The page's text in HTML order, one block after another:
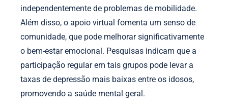
independentemente de problemas de mobilidade.
Além disso, o apoio virtual fomenta um senso de
comunidade, que pode melhorar significativamente
o bem-estar emocional. Pesquisas indicam que a
participação regular em tais grupos pode levar a
taxas de depressão mais baixas entre os idosos,
promovendo a saúde mental geral.